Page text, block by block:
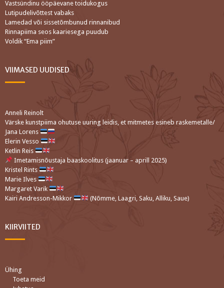
Vastsündinu ööpäevane toidukogus
Lutipudelivõttest vabaks
Lamedad või sissetõmbunud rinnanibud
Rinnapiima seos kaariesega puudub
Voldik “Ema piim”
VIIMASED UUDISED
Anneli Reinolt
Värske kunstpiima ohutuse uuring leidis, et mitmetes esineb raskemetalle/
Jana Lorens
Elerin Vesso
Ketlin Reis
Imetamisnõustaja baaskoolitus (jaanuar – aprill 2025)
Kristel Rints
Marie Ilves
Margaret Varik
Kairi Andresson-Mikkor
(Nõmme, Laagri, Saku, Alliku, Saue)
KIIRVIITED
Ühing
Toeta meid